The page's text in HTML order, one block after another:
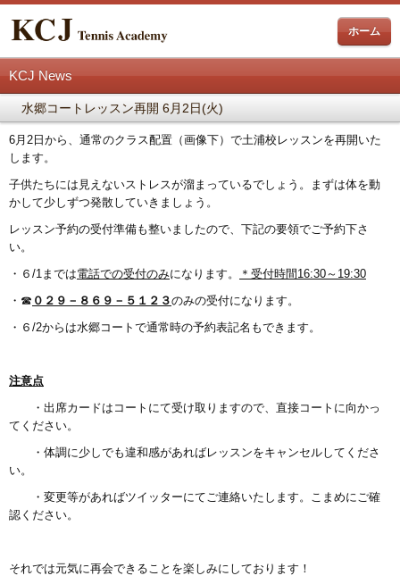
ホーム
KCJ News
水郷コートレッスン再開 6月2日(火)
6月2日から、通常のクラス配置（画像下）で土浦校レッスンを再開いた
します。
子供たちには見えないストレスが溜まっているでしょう。まずは体を動
かして少しずつ発散していきましょう。
レッスン予約の受付準備も整いましたので、下記の要領でご予約下さ
い。
・６/1までは電話での受付のみになります。
＊受付時間16:30～19:30
・☎ ０２９－８６９－５１２３のみの受付になります。
・６/2からは水郷コートで通常時の予約表記名もできます。
注意点
・出席カードはコートにて受け取りますので、直接コートに向かっ
てください。
・体調に少しでも違和感があればレッスンをキャンセルしてくださ
い。
・変更等があればツイッターにてご連絡いたします。こまめにご確
認ください。
それでは元気に再会できることを楽しみにしております！